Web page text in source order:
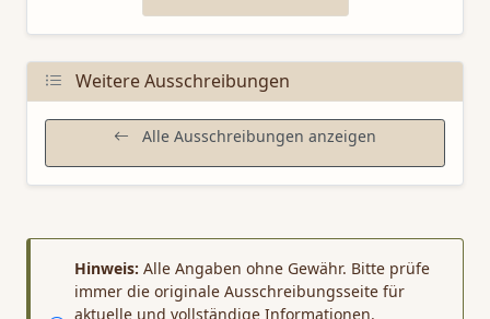
Weitere Ausschreibungen
Alle Ausschreibungen anzeigen
Hinweis: Alle Angaben ohne Gewähr. Bitte prüfe
immer die originale Ausschreibungsseite für
aktuelle und vollständige Informationen.